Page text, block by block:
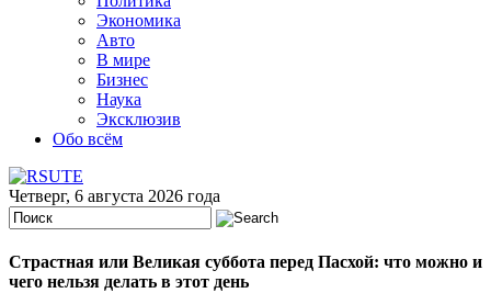
Экономика
Авто
В мире
Бизнес
Наука
Эксклюзив
Обо всём
Четверг, 6 августа 2026 года
Страстная или Великая суббота перед Пасхой: что можно и
чего нельзя делать в этот день